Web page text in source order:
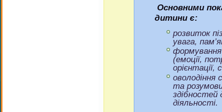
Основними
дитини є:
розвиток
увага,
формування
(емоції,
орієнтації,
оволодіння
та
здібностей
діяльності.